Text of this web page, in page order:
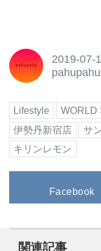
2019-07-
pahupahu
Lifestyle
WORLD
伊勢丹新宿店
サ
キリンレモン
Facebook
関連記事